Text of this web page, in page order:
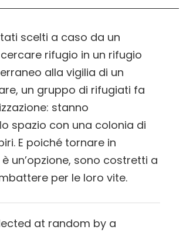
scelti a caso da un
rifugio in un rifugio
alla vigilia di un
un gruppo di rifugiati fa
stanno
spazio con una colonia di
E poiché tornare in
un’opzione, sono costretti a
per le loro vite.
at random by a